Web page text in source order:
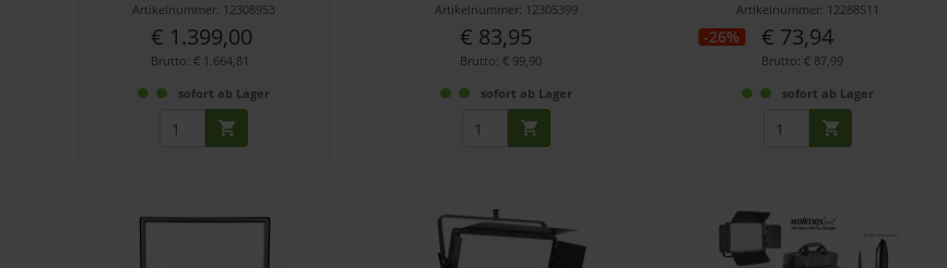
Artikelnummer: 12308953
€ 1.399,00
Brutto: € 1.664,81
sofort ab Lager
Artikelnummer: 12305399
€ 83,95
Brutto: € 99,90
sofort ab Lager
Artikelnummer: 12288511
-26% € 73,94
Brutto: € 87,99
sofort ab Lager